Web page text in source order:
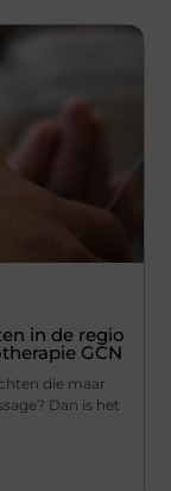
in de regio
GCN
die maar
Dan is het